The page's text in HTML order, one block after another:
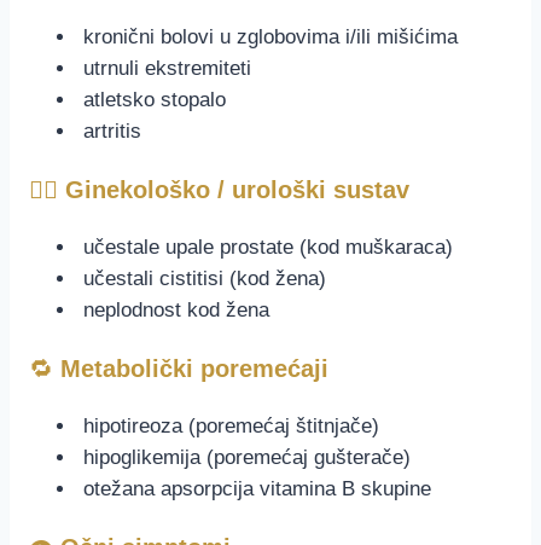
kronični bolovi u zglobovima i/ili mišićima
utrnuli ekstremiteti
atletsko stopalo
artritis
👩‍⚕️ Ginekološko / urološki sustav
učestale upale prostate (kod muškaraca)
učestali cistitisi (kod žena)
neplodnost kod žena
🔁 Metabolički poremećaji
hipotireoza (poremećaj štitnjače)
hipoglikemija (poremećaj gušterače)
otežana apsorpcija vitamina B skupine